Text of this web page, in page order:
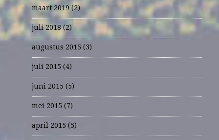
maart 2019 (2)
juli 2018(2)
augustus 2015 (3)
juli 2015 (4)
juni 2015 (5)
mei 2015 (7)
april 2015 (5)